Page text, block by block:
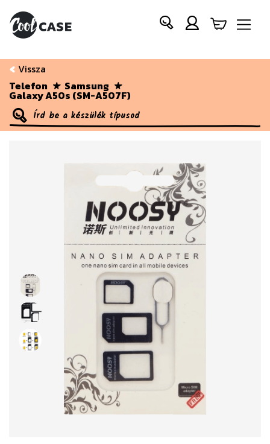
Vissza
Telefon
Samsung
Galaxy A50s (SM-A507F)